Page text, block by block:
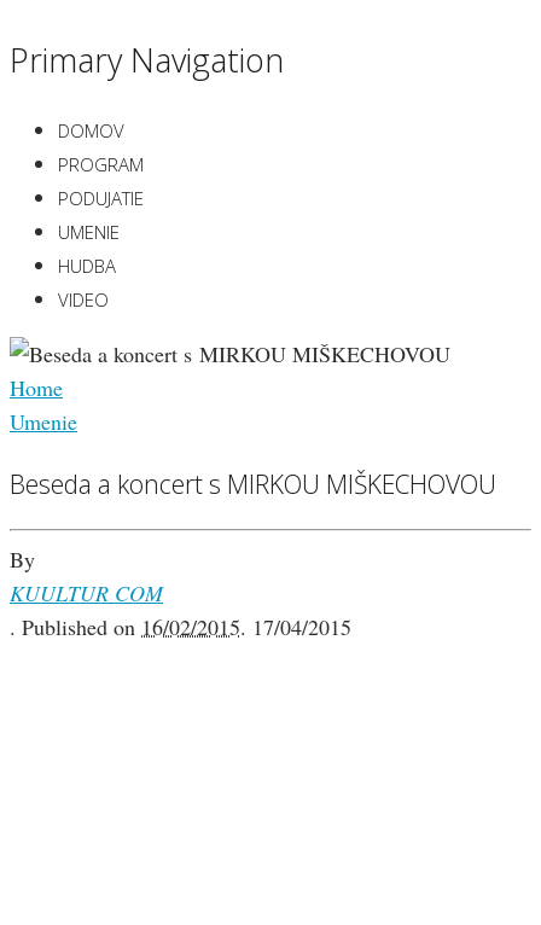
Primary Navigation
DOMOV
PROGRAM
PODUJATIE
UMENIE
HUDBA
VIDEO
Home
Umenie
Beseda a koncert s MIRKOU MIŠKECHOVOU
By
KUULTUR COM
. Published on 16/02/2015. 17/04/2015